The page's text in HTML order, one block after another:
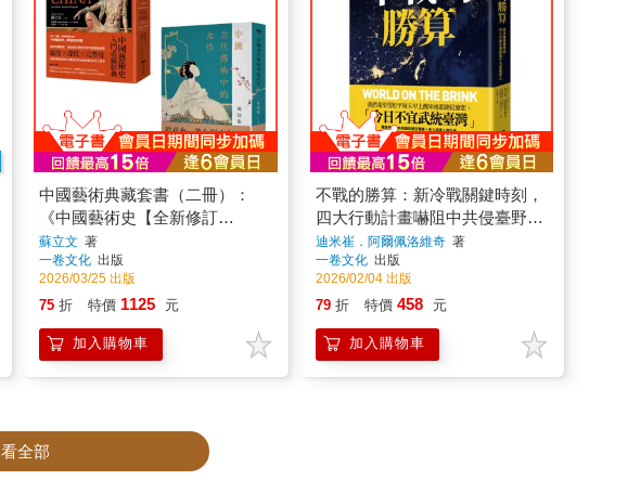
中國藝術典藏套書（二冊）：
《中國藝術史【全新修訂
版】》、《中國古代藝術中的女
性》
蘇立文 著
一卷文化 出版
2026/03/25 出版
75 折 特價 1125 元
加入購物車
不戰的勝算：新冷戰關鍵時刻，
四大行動計畫嚇阻中共侵臺野心
（《晶片戰爭》作者力薦、《經
濟學人》年度最佳書籍）
迪米崔．阿爾佩洛維奇著
一卷文化 出版
2026/02/04 出版
79 折 特價 458 元
加入購物車
看全部